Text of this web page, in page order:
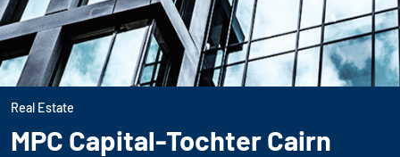
Real Estate
MPC Capital-Tochter Cairn